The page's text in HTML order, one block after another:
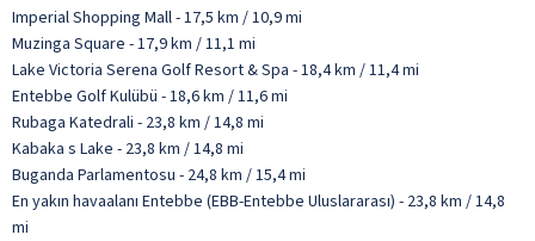
Imperial Shopping Mall - 17,5 km / 10,9 mi
Muzinga Square - 17,9 km / 11,1 mi
Lake Victoria Serena Golf Resort & Spa - 18,4 km / 11,4 mi
Entebbe Golf Kulübü - 18,6 km / 11,6 mi
Rubaga Katedrali - 23,8 km / 14,8 mi
Kabaka s Lake - 23,8 km / 14,8 mi
Buganda Parlamentosu - 24,8 km / 15,4 mi
En yakın havaalanı Entebbe (EBB-Entebbe Uluslararası) - 23,8 km / 14,8
mi